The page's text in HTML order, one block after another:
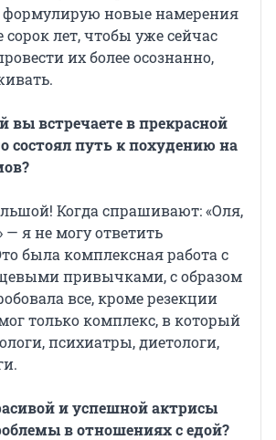
формулирую новые намерения
лет, чтобы уже сейчас
их более осознанно,
вы встречаете в прекрасной
состоял путь к похудению на
Когда спрашивают: «Оля,
— я не могу ответить
была комплексная работа с
привычками, с образом
все, кроме резекции
только комплекс, в который
психиатры, диетологи,
и успешной актрисы
в отношениях с едой?